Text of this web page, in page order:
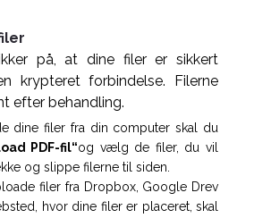
på, at dine filer er sikkert
krypteret forbindelse. Filerne
efter behandling.
dine filer fra din computer skal du
PDF-fil“og vælg de filer, du vil
og slippe filerne til siden.
filer fra Dropbox, Google Drev
hvor dine filer er placeret, skal